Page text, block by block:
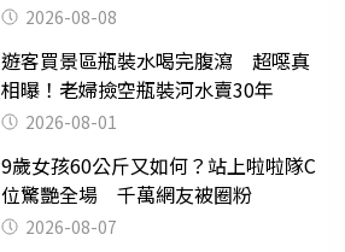
2026-08-08
遊客買景區瓶裝水喝完腹瀉 超噁真
相曝！老婦撿空瓶裝河水賣30年
2026-08-01
9歲女孩60公斤又如何？站上啦啦隊C
位驚艷全場 千萬網友被圈粉
2026-08-07